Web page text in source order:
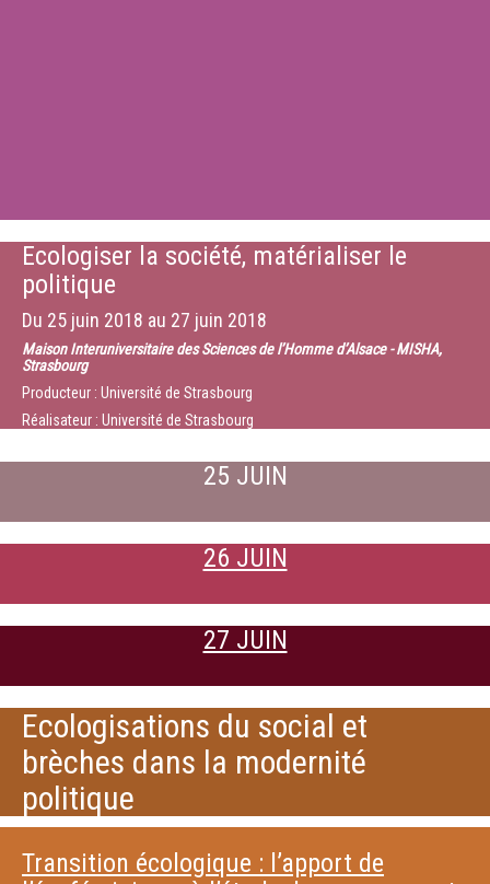
Ecologiser la société, matérialiser le
politique
Du 25 juin 2018 au 27 juin 2018
Maison Interuniversitaire des Sciences de l’Homme d’Alsace - MISHA,
Strasbourg
Producteur : Université de Strasbourg
Réalisateur : Université de Strasbourg
25 JUIN
26 JUIN
27 JUIN
Ecologisations du social et
brèches dans la modernité
politique
Transition écologique : l’apport de